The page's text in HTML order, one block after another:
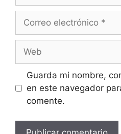
Correo
Web
Guarda mi nombre,
en este navegador
comente.